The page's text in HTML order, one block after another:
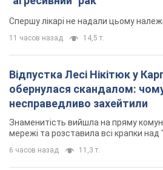
Не лише через зарплату: чому
українці не поспішають
погоджуватися на вакансії
Чого найбільше бракує на ринку праці
8 часов назад 3,0 т.